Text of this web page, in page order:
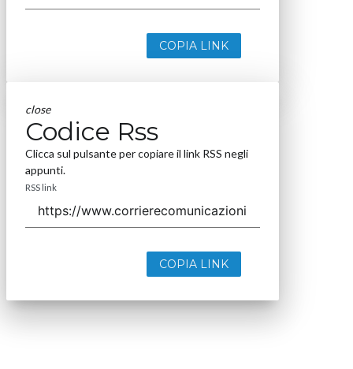
COPIA LINK
close
Codice Rss
Clicca sul pulsante per copiare il link RSS negli
appunti.
RSS link
COPIA LINK